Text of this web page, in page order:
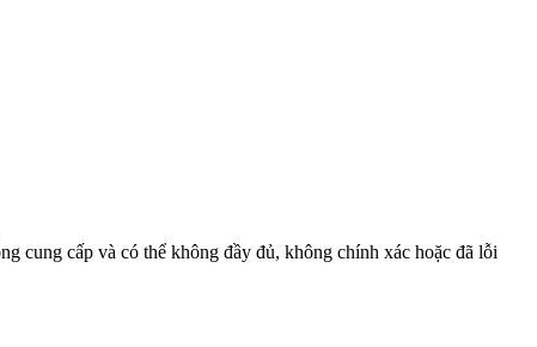
cung cấp và có thể không đầy đủ, không chính xác hoặc đã lỗi